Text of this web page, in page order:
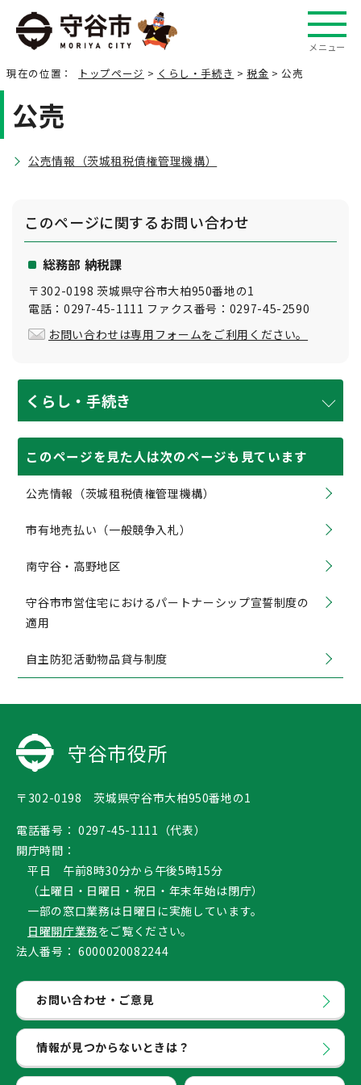
メニュー
現在の位置： トップページ > くらし・手続き >税金 > 公売
公売
公売情報（茨城租税債権管理機構）
このページに関するお問い合わせ
総務部 納税課
〒302-0198 茨城県守谷市大柏950番地の1
電話：0297-45-1111 ファクス番号：0297-45-2590
お問い合わせは専用フォームをご利用ください。
くらし・手続き
このページを見た人は次のページも見ています
公売情報（茨城租税債権管理機構）
市有地売払い（一般競争入札）
南守谷・高野地区
守谷市市営住宅におけるパートナーシップ宣誓制度の
適用
自主防犯活動物品貸与制度
守谷市役所
〒302-0198 茨城県守谷市大柏950番地の1
電話番号： 0297-45-1111（代表）
開庁時間：
平日 午前8時30分から午後5時15分
（土曜日・日曜日・祝日・年末年始は閉庁）
一部の窓口業務は日曜日に実施しています。
日曜開庁業務をご覧ください。
法人番号： 6000020082244
お問い合わせ・ご意見
情報が見つからないときは？